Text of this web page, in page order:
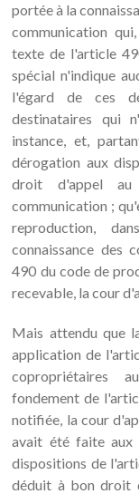
portée à la
communication
texte de l'article
spécial n'indique
l'égard de ces
destinataires qui
instance, et,
dérogation aux
droit d'appel
communication ;
reproduction,
connaissance des
490 du code de
recevable, la cour
Mais attendu que
application de
copropriétaires
fondement de
notifiée, la cour
avait été faite aux
dispositions de
déduit à bon droit